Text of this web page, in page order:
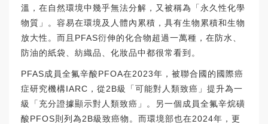
溫，在自然環境中幾乎無法分解，又被稱為「永久性化學
物質」。容易在環境及人體內累積，具有生物累積和生物
放大性。而且PFAS衍伸的化合物超過一萬種，在防水、
防油的紙袋、紡織品、化妝品中都很常看到。
PFAS成員全氟辛酸PFOA在2023年，被聯合國的國際癌
症研究機構IARC，從2B級「可能對人類致癌」提升為一
級「充分證據顯示對人類致癌」。另一個成員全氟辛烷磺
酸PFOS則列為2B級致癌物。而環境部也在2024年，更